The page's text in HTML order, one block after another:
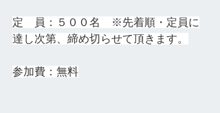
定　員：５００名　※先着順・定員に
達し次第、締め切らせて頂きます。
参加費：無料